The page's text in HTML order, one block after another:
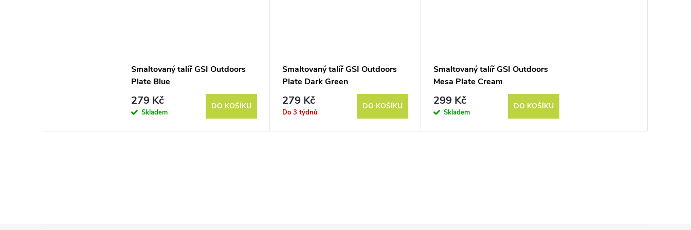
Smaltovaný talíř GSI Outdoors
Plate Blue
279 Kč
Skladem
DO KOŠÍKU
Smaltovaný talíř GSI Outdoors
Plate Dark Green
279 Kč
Do 3 týdnů
DO KOŠÍKU
Smaltovaný talíř GSI Outdoors
Mesa Plate Cream
299 Kč
Skladem
DO KOŠÍKU